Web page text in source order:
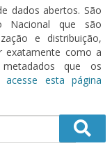
dados abertos. São
Nacional que são
e distribuição,
exatamente como a
que os
acesse esta página